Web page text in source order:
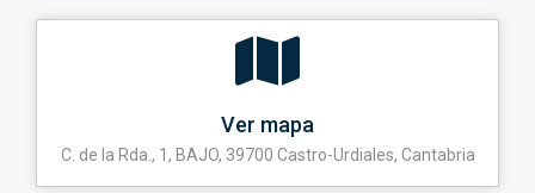
Ver mapa
C. de la Rda., 1, BAJO, 39700 Castro-Urdiales, Cantabria